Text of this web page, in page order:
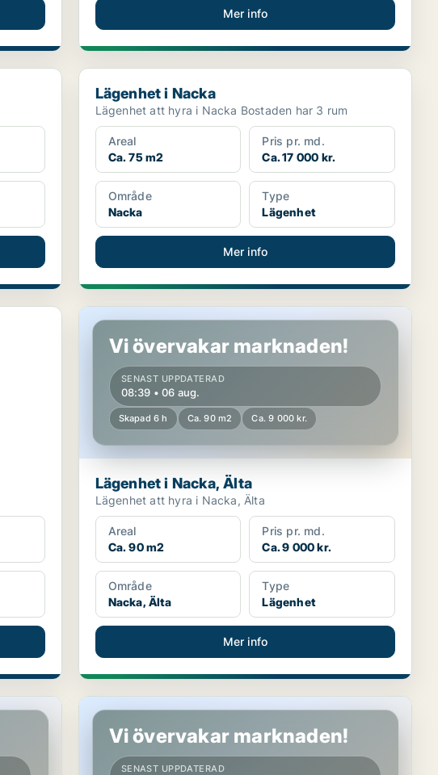
Mer info
Lägenhet i Nacka
Lägenhet i Nacka
Lägenhet att hyra i Nacka Bostaden har 3 rum
Areal
Ca. 75 m2
Pris pr. md.
Ca. 17 000 kr.
Område
Nacka
Type
Lägenhet
Mer info
Lägenhet i Nacka, Älta
Vi övervakar marknaden!
SENAST UPPDATERAD
08:39 • 06 aug.
Skapad 6 h Ca. 90 m2 Ca. 9 000 kr.
Lägenhet i Nacka, Älta
Lägenhet att hyra i Nacka, Älta
Areal
Ca. 90 m2
Pris pr. md.
Ca. 9 000 kr.
Område
Nacka, Älta
Type
Lägenhet
Mer info
Lägenhet i Nacka, Saltsjöbaden
Vi övervakar marknaden!
SENAST UPPDATERAD